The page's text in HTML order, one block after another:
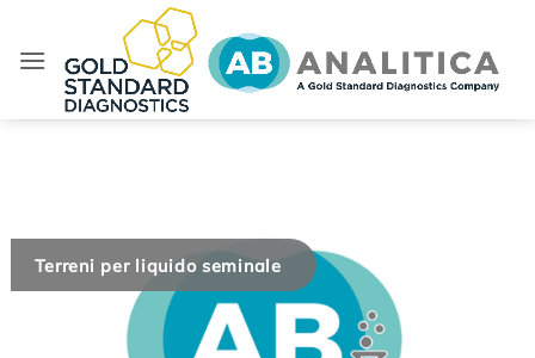
contenuti
Terreni per liquido seminale